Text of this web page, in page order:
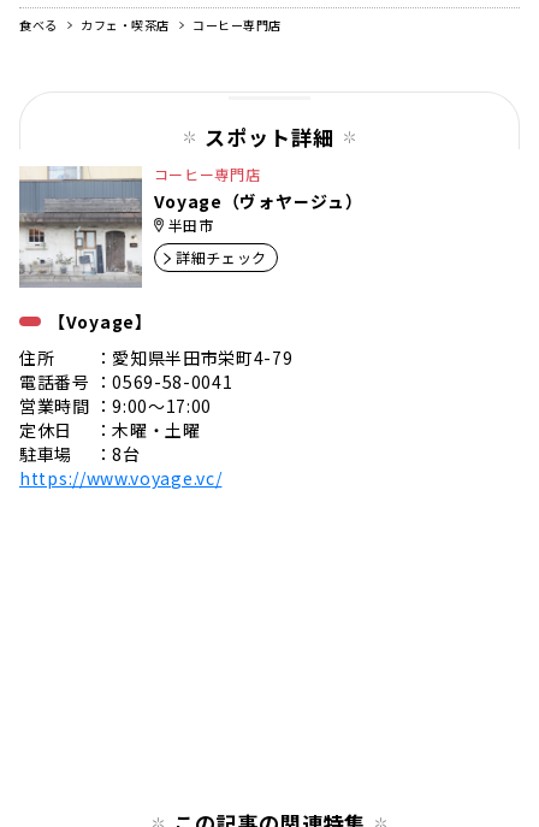
食べる
カフェ・喫茶店 コーヒー専門店
スポット詳細
コーヒー専門店
Voyage（ヴォヤージュ）
半田市
詳細チェック
【Voyage】
住所 ：愛知県半田市栄町4-79
電話番号 ：0569-58-0041
営業時間 ：9:00〜17:00
定休日 ：木曜・土曜
駐車場 ：8台
https://www.voyage.vc/